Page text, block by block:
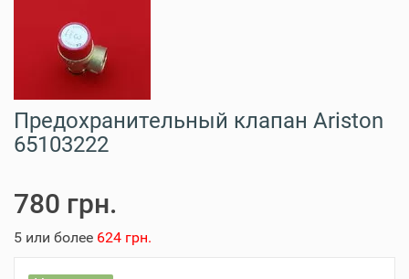
Предохранительный клапан Ariston
65103222
780 грн.
5 или более 624 грн.